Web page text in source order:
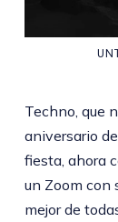
Techno, que
aniversario
fiesta, ahora
un Zoom con
mejor de